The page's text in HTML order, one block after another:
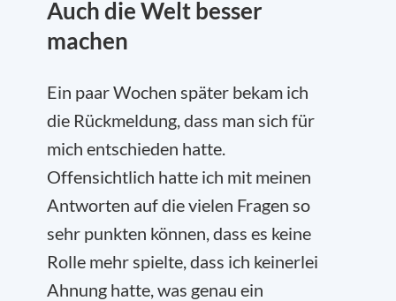
Auch die Welt besser
machen
Ein paar Wochen später bekam ich
die Rückmeldung, dass man sich für
mich entschieden hatte.
Offensichtlich hatte ich mit meinen
Antworten auf die vielen Fragen so
sehr punkten können, dass es keine
Rolle mehr spielte, dass ich keinerlei
Ahnung hatte, was genau ein